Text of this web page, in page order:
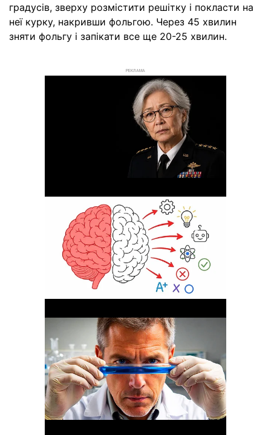
градусів, зверху розмістити решітку і покласти на
неї курку, накривши фольгою. Через 45 хвилин
зняти фольгу і запікати все ще 20-25 хвилин.
РЕКЛАМА